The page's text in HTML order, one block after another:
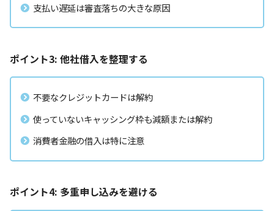
支払い遅延は審査落ちの大きな原因
ポイント3: 他社借入を整理する
不要なクレジットカードは解約
使っていないキャッシング枠も減額または解約
消費者金融の借入は特に注意
ポイント4: 多重申し込みを避ける